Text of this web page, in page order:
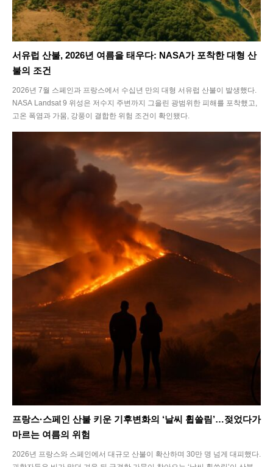
서유럽 산불, 2026년 여름을 태우다: NASA가 포착한 대형 산
불의 조건
2026년 7월 스페인과 프랑스에서 수십년 만의 대형 서유럽 산불이 발생했다.
NASA Landsat 9 위성은 저수지 주변까지 그을린 광범위한 피해를 포착했고,
고온 폭염과 가뭄, 강풍이 결합한 위험 조건이 확인됐다.
프랑스·스페인 산불 키운 기후변화의 ‘날씨 휩쓸림’…젖었다가
마르는 여름의 위험
2026년 프랑스와 스페인에서 대규모 산불이 확산하며 30만 명 넘게 대피했다.